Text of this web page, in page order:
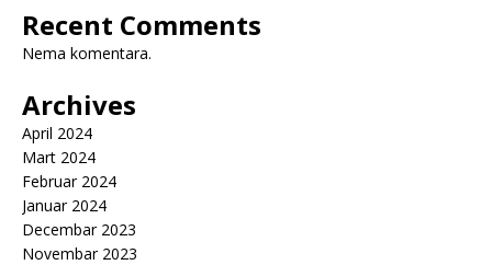
Recent Comments
Nema komentara.
Archives
April 2024
Mart 2024
Februar 2024
Januar 2024
Decembar 2023
Novembar 2023